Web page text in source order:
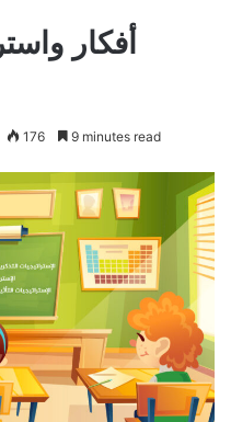
أفكار
176 9 minutes read